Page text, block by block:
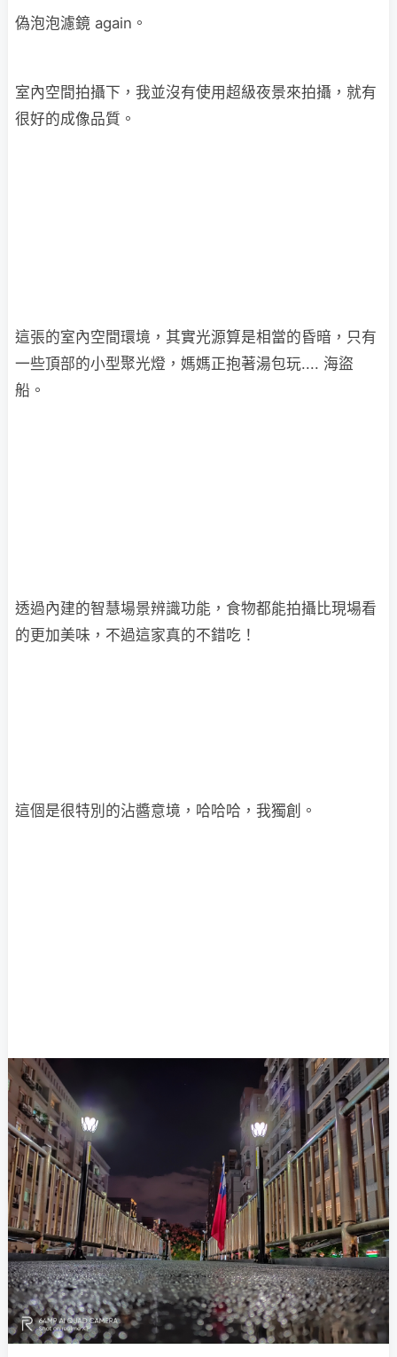
偽泡泡濾鏡 again。
室內空間拍攝下，我並沒有使用超級夜景來拍攝，就有
很好的成像品質。
這張的室內空間環境，其實光源算是相當的昏暗，只有
一些頂部的小型聚光燈，媽媽正抱著湯包玩.... 海盜
船。
透過內建的智慧場景辨識功能，食物都能拍攝比現場看
的更加美味，不過這家真的不錯吃！
這個是很特別的沾醬意境，哈哈哈，我獨創。